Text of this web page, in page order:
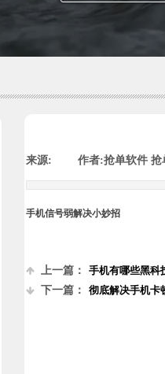
来源: 作者:抢单软件 抢
手机信号弱解决小妙招
上一篇：
手机有哪些黑科
下一篇：
彻底解决手机卡